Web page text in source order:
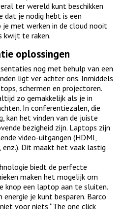
ter wereld kunt beschikken
dat je nodig hebt is een
met werken in de cloud nooit
kwijt te raken.
oplossingen
nog met behulp van een
ligt ver achter ons. Inmiddels
schermen en projectoren.
zo gemakkelijk als je in
In conferentiezalen, die
kan het vinden van de juiste
bezigheid zijn. Laptops zijn
video-uitgangen (HDMI,
enz.). Dit maakt het vaak lastig
biedt de perfecte
maken het mogelijk om
knop een laptop aan te sluiten.
je kunt besparen. Barco
voor niets “The one click